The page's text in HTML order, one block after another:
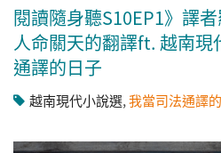
閱讀隨身聽S10EP1》譯
人命關天的翻譯ft. 越南現
通譯的日子
越南現代小說選,我當司法通譯